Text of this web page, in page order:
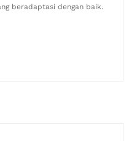
beradaptasi dengan baik.